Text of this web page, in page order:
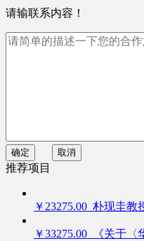
请输联系内容！
确定 取消
推荐项目
￥23275.00 朴现圭教
￥33275.00 《关于〈